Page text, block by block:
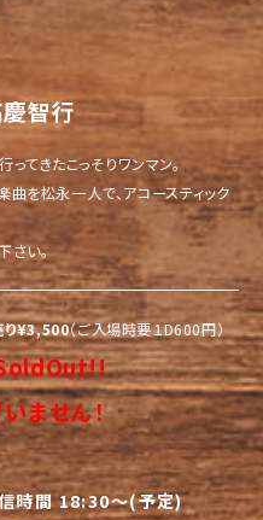
智行
てきたこっそりワンマン。
を松永一人で、アコースティック
さい。
り¥3,500（ご入場時要１D600円）
ません！
時間 18:30～(予定)